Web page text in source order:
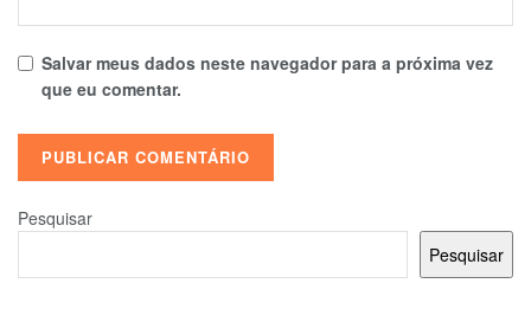
Salvar meus dados neste navegador para a próxima vez
que eu comentar.
Pesquisar
Pesquisar